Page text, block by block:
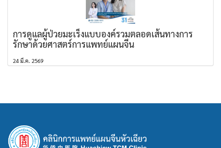
การดูแลผู้ป่วยมะเร็งแบบองค์รวมตลอดเส้นทางการ
รักษาด้วยศาสตร์การแพทย์แผนจีน
24 มี.ค. 2569